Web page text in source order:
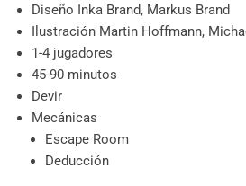
Diseño Inka Brand, Markus Brand
Ilustración Martin Hoffmann,
1-4 jugadores
45-90 minutos
Devir
Mecánicas
Escape Room
Deducción